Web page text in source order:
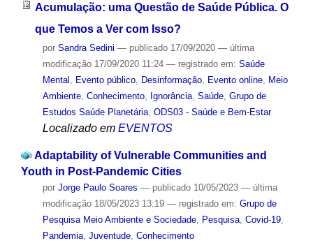
Acumulação: uma Questão de Saúde Pública. O
que Temos a Ver com Isso?
por Sandra Sedini — publicado17/09/2020 — última
modificação17/09/2020 11:24 — registrado em: Saúde
Mental
Evento público, Desinformação, Evento online,
Meio
Ambiente, Conhecimento, Ignorância, Saúde, Grupo de
Estudos Saúde Planetária, ODS03 - Saúde e Bem-Estar
Localizado em EVENTOS
Adaptability of Vulnerable Communities and
Youth in Post-Pandemic Cities
por Jorge Paulo Soares — publicado10/05/2023 — última
modificação18/05/2023 13:19 — registrado em: Grupo de
Pesquisa Meio Ambiente e Sociedade, Pesquisa, Covid-19,
Pandemia, Juventude, Conhecimento